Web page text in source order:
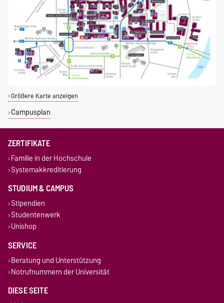
Größere Karte anzeigen
Campusplan
ZERTIFIKATE
Familie in der Hochschule
Systemakkreditierung
STUDIUM & CAMPUS
Stipendien
Studentenwerk
Unishop
SERVICE
Beratung und Unterstützung
Notrufnummern der Universität
DIESE SEITE